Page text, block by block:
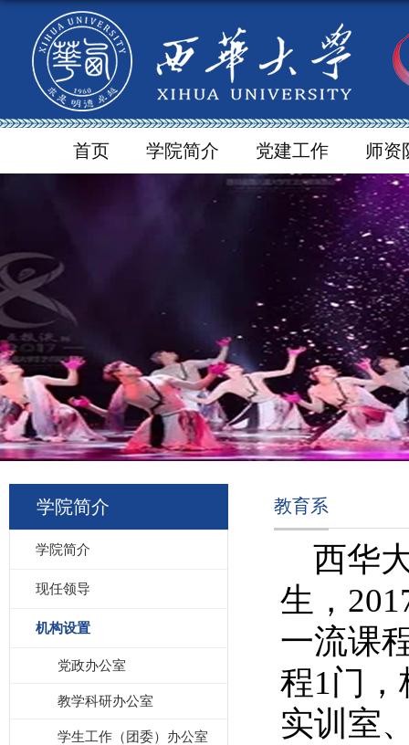
首页 学院简介 党建工作 师资
学院简介
学院简介
现任领导
机构设置
党政办公室
教学科研办公室
学生工作（团委）办公室
教育系
西华
生，
一流课
程1门
实训室